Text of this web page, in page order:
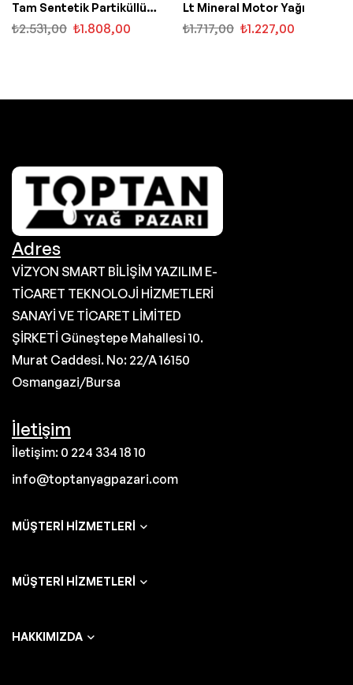
Tam Sentetik Partiküllü
Motor Yağı
₺2.531,00 ₺1.808,00
Lt Mineral Motor Yağı
₺1.717,00 ₺1.227,00
Adres
VİZYON SMART BİLİŞİM YAZILIM E-
TİCARET TEKNOLOJİ HİZMETLERİ
SANAYİ VE TİCARET LİMİTED
ŞİRKETİ Güneştepe Mahallesi 10.
Murat Caddesi. No: 22/A 16150
Osmangazi/Bursa
İletişim
İletişim: 0 224 334 18 10
info@toptanyagpazari.com
MÜŞTERI HIZMETLERI
MÜŞTERI HIZMETLERI
HAKKIMIZDA